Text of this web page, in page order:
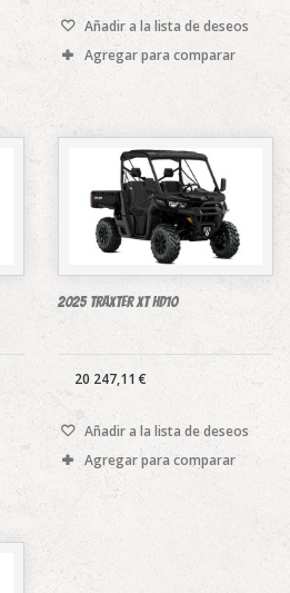
Añadir a la lista de deseos
Agregar para comparar
2025 Traxter XT HD10
20 247,11 €
Añadir a la lista de deseos
Agregar para comparar